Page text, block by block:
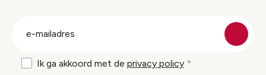
Ik ga akkoord met de privacy policy